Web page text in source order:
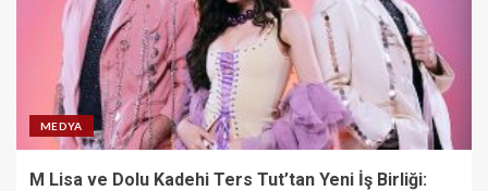
MEDYA
M Lisa ve Dolu Kadehi Ters Tut’tan Yeni İş Birliği: